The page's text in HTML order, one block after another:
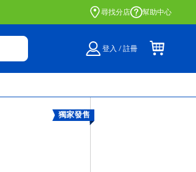
門店自取服務 網上購買並在店內
尋找分店 幫助中心
登入 / 註冊
獨家發售